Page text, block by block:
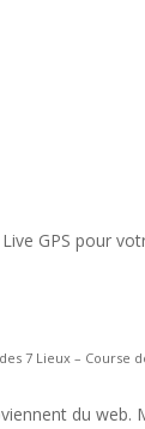
GPS pour
7 Lieux – Course
du web.